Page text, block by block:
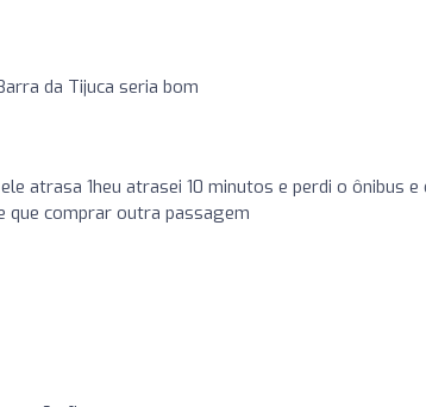
da Tijuca seria bom
atrasa 1heu atrasei 10 minutos e perdi o ônibus e
que comprar outra passagem